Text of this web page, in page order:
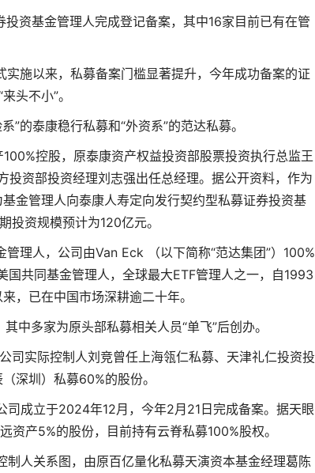
资基金管理人完成登记备案，其中16家目前已有在管
施以来，私募备案门槛显著提升，今年成功备案的证
头不小”。
的泰康稳行私募和“外资系”的范达私募。
控股，原泰康资产权益投资部股票投资执行总监王
资部投资经理刘志强出任总经理。据公开资料，作为
金管理人向泰康人寿定向发行契约型私募证券投资基
投资规模预计为120亿元。
理人，公司由Van Eck （以下简称“范达集团”）100%
共同基金管理人，全球最大ETF管理人之一，自1993
，已在中国市场深耕逾二十年。
中多家为原头部私募相关人员“单飞”后创办。
实际控制人刘竞曾任上海瓴仁私募、天津礼仁投资投
深圳）私募60%的股份。
成立于2024年12月，今年2月21日完成备案。据天眼
产5%的股份，目前持有云脊私募100%股权。
制人关系图 ，由原百亿量化私募天演资本基金经理葛陈